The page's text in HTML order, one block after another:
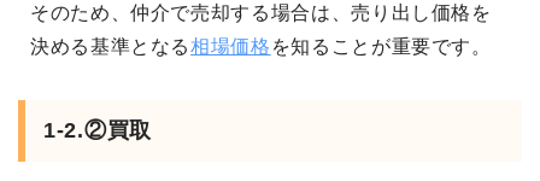
そのため、仲介で売却する場合は、売り出し価格を
決める基準となる相場価格 を知ることが重要です。
1-2.②買取